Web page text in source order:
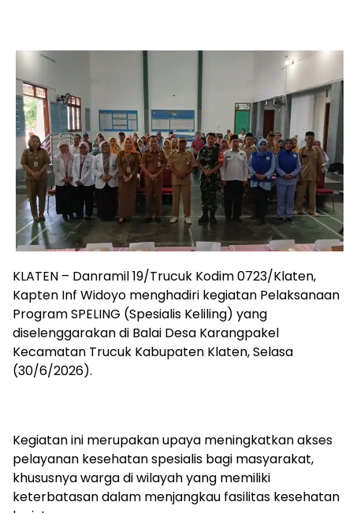
KLATEN – Danramil 19/Trucuk Kodim 0723/Klaten,
Kapten Inf Widoyo menghadiri kegiatan Pelaksanaan
Program SPELING (Spesialis Keliling) yang
diselenggarakan di Balai Desa Karangpakel
Kecamatan Trucuk Kabupaten Klaten, Selasa
(30/6/2026).
Kegiatan ini merupakan upaya meningkatkan akses
pelayanan kesehatan spesialis bagi masyarakat,
khususnya warga di wilayah yang memiliki
keterbatasan dalam menjangkau fasilitas kesehatan